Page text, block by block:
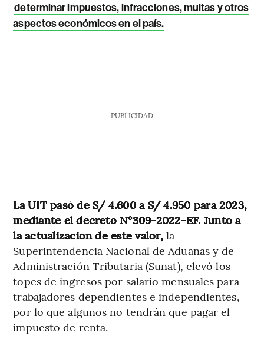
determinar impuestos, infracciones, multas y otros
aspectos económicos en el país.
PUBLICIDAD
La UIT pasó de S/ 4.600 a S/ 4.950 para 2023,
mediante el decreto N°309-2022-EF. Junto a
la actualización de este valor,la
Superintendencia Nacional de Aduanas y de
Administración Tributaria (Sunat), elevó los
topes de ingresos por salario mensuales para
trabajadores dependientes e independientes,
por lo que algunos no tendrán que pagar el
impuesto de renta.